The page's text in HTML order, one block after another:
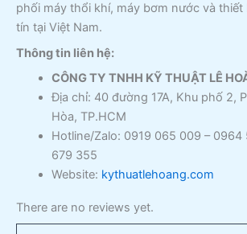
phối máy thổi khí, máy bơm nước và
tín tại Việt Nam.
Thông tin liên hệ:
CÔNG TY TNHH KỸ THUẬT LÊ
Địa chỉ: 40 đường 17A, Khu phố 2,
Hòa, TP.HCM
Hotline/Zalo: 0919 065 009 – 0964
679 355
Website: kythuatlehoang.com
There are no reviews yet.